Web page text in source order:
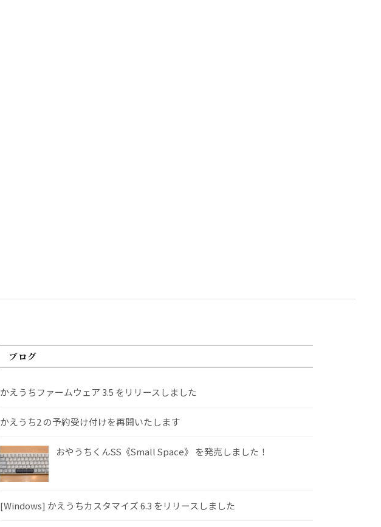
ブログ
かえうちファームウェア 3.5 をリリースしました
かえうち2 の予約受け付けを再開いたします
おやうちくんSS《Small Space》 を発売しました！
[Windows] かえうちカスタマイズ 6.3 をリリースしました